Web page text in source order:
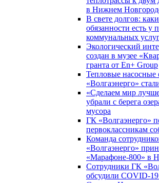
в Нижнем
В свете долгов:
обязанности есть у
коммунальных
Экологический
создан в музее
гранта от En+ Group
Тепловые
«Волгаэнерго»
«Сделаем мир
убрали с берега
мусора
ГК «Волгаэнерго»
первоклассникам
Команда
«Волгаэнерго»
«Марафоне-800» в
Сотрудники ГК
обсудили COVID-19